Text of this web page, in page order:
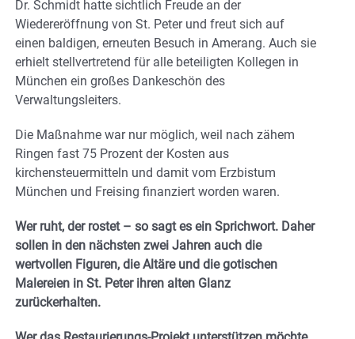
Dr. Schmidt hatte sichtlich Freude an der
Wiedereröffnung von St. Peter und freut sich auf
einen baldigen, erneuten Besuch in Amerang. Auch sie
erhielt stellvertretend für alle beteiligten Kollegen in
München ein großes Dankeschön des
Verwaltungsleiters.
Die Maßnahme war nur möglich, weil nach zähem
Ringen fast 75 Prozent der Kosten aus
kirchensteuermitteln und damit vom Erzbistum
München und Freising finanziert worden waren.
Wer ruht, der rostet – so sagt es ein Sprichwort. Daher
sollen in den nächsten zwei Jahren auch die
wertvollen Figuren, die Altäre und die gotischen
Malereien in St. Peter ihren alten Glanz
zurückerhalten.